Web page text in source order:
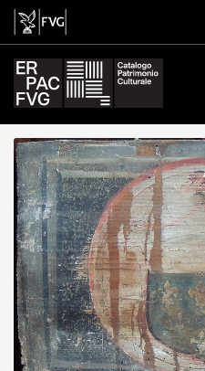
tavoletta da